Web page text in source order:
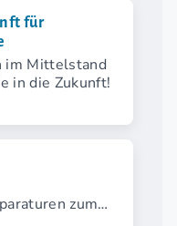
für
im Mittelstand
in die Zukunft!
zum